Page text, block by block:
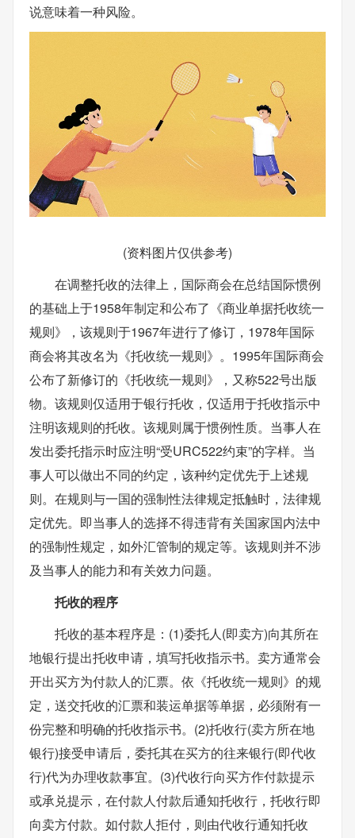
说意味着一种风险。
(资料图片仅供参考)
在调整托收的法律上，国际商会在总结国际惯例
的基础上于1958年制定和公布了《商业单据托收统一
规则》，该规则于1967年进行了修订，1978年国际
商会将其改名为《托收统一规则》。1995年国际商会
公布了新修订的《托收统一规则》，又称522号出版
物。该规则仅适用于银行托收，仅适用于托收指示中
注明该规则的托收。该规则属于惯例性质。当事人在
发出委托指示时应注明“受URC522约束”的字样。当
事人可以做出不同的约定，该种约定优先于上述规
则。在规则与一国的强制性法律规定抵触时，法律规
定优先。即当事人的选择不得违背有关国家国内法中
的强制性规定，如外汇管制的规定等。该规则并不涉
及当事人的能力和有关效力问题。
托收的程序
托收的基本程序是：(1)委托人(即卖方)向其所在
地银行提出托收申请，填写托收指示书。卖方通常会
开出买方为付款人的汇票。依《托收统一规则》的规
定，送交托收的汇票和装运单据等单据，必须附有一
份完整和明确的托收指示书。(2)托收行(卖方所在地
银行)接受申请后，委托其在买方的往来银行(即代收
行)代为办理收款事宜。(3)代收行向买方作付款提示
或承兑提示，在付款人付款后通知托收行，托收行即
向卖方付款。如付款人拒付，则由代收行通知托收